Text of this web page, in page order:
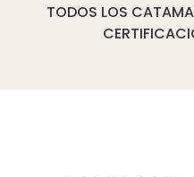
TODOS LOS